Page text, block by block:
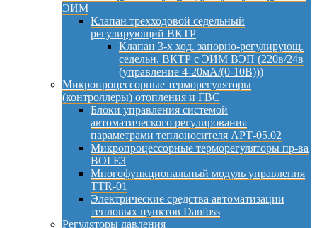
ЭИМ
Клапан трехходовой седельный
регулирующий ВКТР
Клапан 3-х ход. запорно-регулирующ.
седельн. ВКТР с ЭИМ ВЭП (220в/24в
(управление 4-20мА/(0-10В)))
Микропроцессорные терморегуляторы
(контроллеры) отопления и ГВС
Блоки управления системой
автоматического регулирования
параметрами теплоносителя АРТ-05.02
Микропроцессорные терморегуляторы пр-ва
ВОГЕЗ
Многофункциональный модуль управления
TTR-01
Электрические средства автоматизации
тепловых пунктов Danfoss
Регуляторы давления